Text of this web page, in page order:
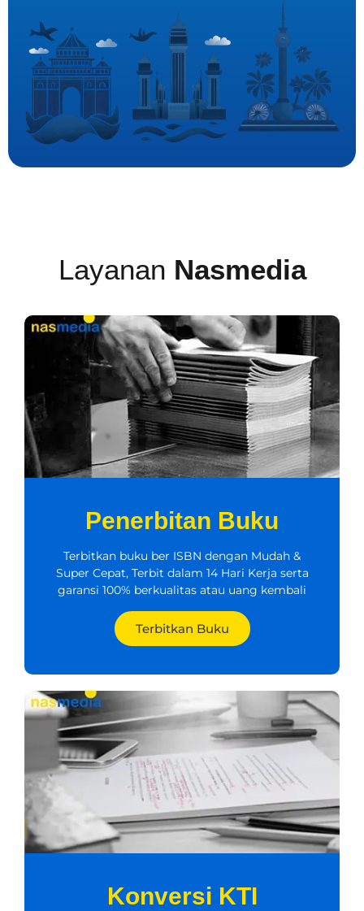
Layanan Nasmedia
Penerbitan Buku
Terbitkan buku ber ISBN dengan Mudah &
Super Cepat, Terbit dalam 14 Hari Kerja serta
garansi 100% berkualitas atau uang kembali
Terbitkan Buku
Konversi KTI